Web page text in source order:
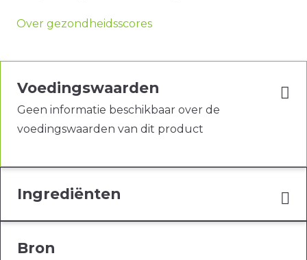
Over gezondheidsscores
Voedingswaarden
Geen informatie beschikbaar over de
voedingswaarden van dit product
Ingrediënten
Bron